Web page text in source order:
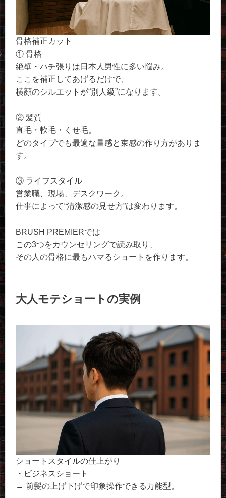
骨格補正カット
① 骨格
絶壁・ハチ張りは日本人男性に多い悩み。
ここを補正してあげるだけで、
横顔のシルエットが“別人級”になります。
② 髪質
直毛・軟毛・くせ毛。
どのタイプでも最適な量感と束感の作り方がありま
す。
③ ライフスタイル
営業職、現場、デスクワーク。
仕事によって“清潔感の見せ方”は変わります。
BRUSH PREMIERでは
この3つをカウンセリングで読み取り、
その人の骨格に最もハマるショートを作ります。
大人モテショートの実例
ショートスタイルの仕上がり
・ビジネスショート
→ 前髪の上げ下げで印象操作できる万能型。